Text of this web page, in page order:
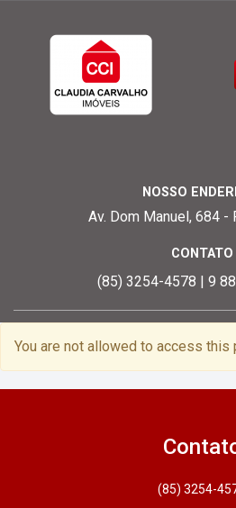
NOSSO
Av. Dom Manuel, 684 -
CONTATO
(85) 3254-4578 | 9
You are not allowed to access this
(85) 3254-